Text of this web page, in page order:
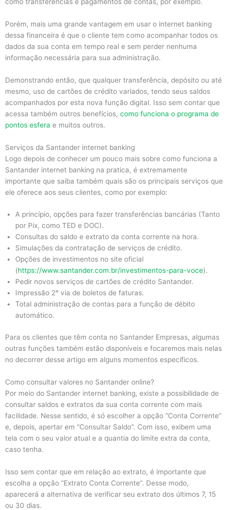
Porém, mais uma grande vantagem em usar o internet banking
dessa financeira é que o cliente tem como acompanhar todos os
dados da sua conta em tempo real e sem perder nenhuma
informação necessária para sua administração.
Demonstrando então, que qualquer transferência, depósito ou até
mesmo, uso de cartões de crédito variados, tendo seus saldos
acompanhados por esta nova função digital. Isso sem contar que
acessa também outros benefícios, como funciona o programa de
pontos esfera e muitos outros.
Serviços da Santander internet banking
Logo depois de conhecer um pouco mais sobre como funciona a
Santander internet banking na pratica, é extremamente
importante que saiba também quais são os principais serviços que
ele oferece aos seus clientes, como por exemplo:
A princípio, opções para fazer transferências bancárias (Tanto
por Pix, como TED e DOC).
Consultas do saldo e extrato da conta corrente na hora.
Simulações da contratação de serviços de crédito.
Opções de investimentos no site oficial
(https://www.santander.com.br/investimentos-para-voce).
Pedir novos serviços de cartões de crédito Santander.
Impressão 2° via de boletos de faturas.
Total administração de contas para a função de débito
automático.
Para os clientes que têm conta no Santander Empresas, algumas
outras funções também estão disponíveis e focaremos mais nelas
no decorrer desse artigo em alguns momentos específicos.
Como consultar valores no Santander online?
Por meio do Santander internet banking, existe a possibilidade de
consultar saldos e extratos da sua conta corrente com mais
facilidade. Nesse sentido, é só escolher a opção “Conta Corrente”
e, depois, apertar em “Consultar Saldo”. Com isso, exibem uma
tela com o seu valor atual e a quantia do limite extra da conta,
caso tenha.
Isso sem contar que em relação ao extrato, é importante que
escolha a opção “Extrato Conta Corrente”. Desse modo,
aparecerá a alternativa de verificar seu extrato dos últimos 7, 15
ou 30 dias.